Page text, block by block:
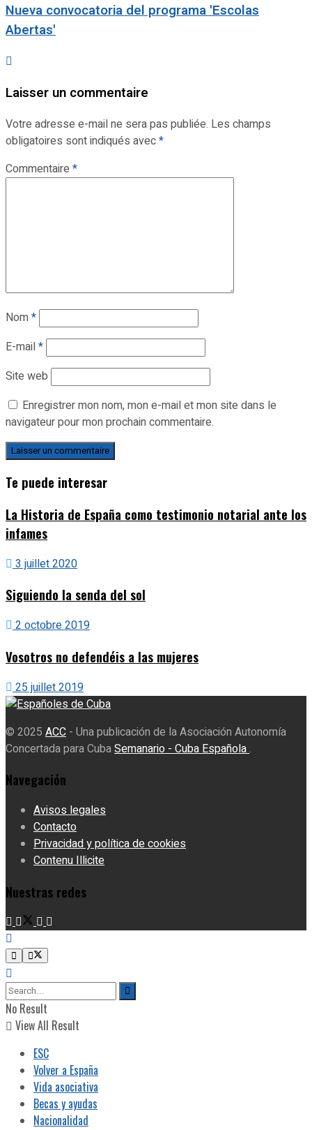
Nueva convocatoria del programa 'Escolas
Abertas'
Laisser un commentaire
Votre adresse e-mail ne sera pas publiée. Les champs
obligatoires sont indiqués avec*
Commentaire *
Nom*
E-mail*
Site web
Enregistrer mon nom, mon e-mail et mon site dans le
navigateur pour mon prochain commentaire.
Te puede interesar
La Historia de España como testimonio notarial ante los
infames
3 juillet 2020
Siguiendo la senda del sol
2 octobre 2019
Vosotros no defendéis a las mujeres
25 juillet 2019
© 2025 ACC - Una publicación de la Asociación Autonomía
Concertada para CubaSemanario - Cuba Española.
Navegación
Avisos legales
Contacto
Privacidad y política de cookies
Contenu Illicite
Nuestras redes
No Result
View All Result
ESC
Volver a España
Vida asociativa
Becas y ayudas
Nacionalidad